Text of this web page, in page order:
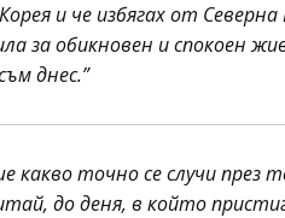
и че избягах от Северна
за обикновен и спокоен
днес.”
точно се случи през
до деня, в който